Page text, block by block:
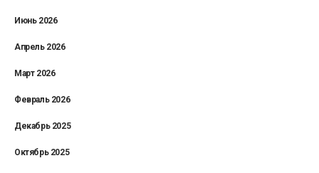
Июнь 2026
Апрель 2026
Март 2026
Февраль 2026
Декабрь 2025
Октябрь 2025